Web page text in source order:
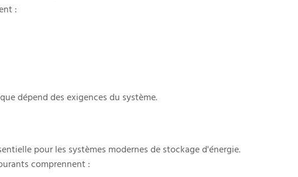
:
dépend des exigences du système.
pour les systèmes modernes de stockage d'énergie.
comprennent :